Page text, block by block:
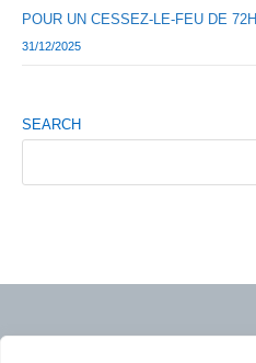
POUR UN CESSEZ-LE-FEU DE 72H
31/12/2025
SEARCH